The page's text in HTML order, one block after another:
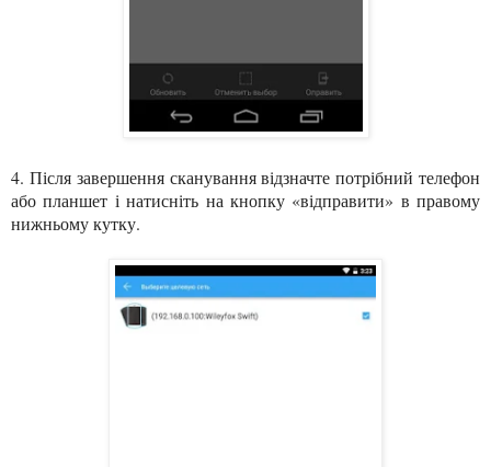
4. Після завершення сканування відзначте потрібний телефон
або планшет і натисніть на кнопку «відправити» в правому
нижньому кутку.